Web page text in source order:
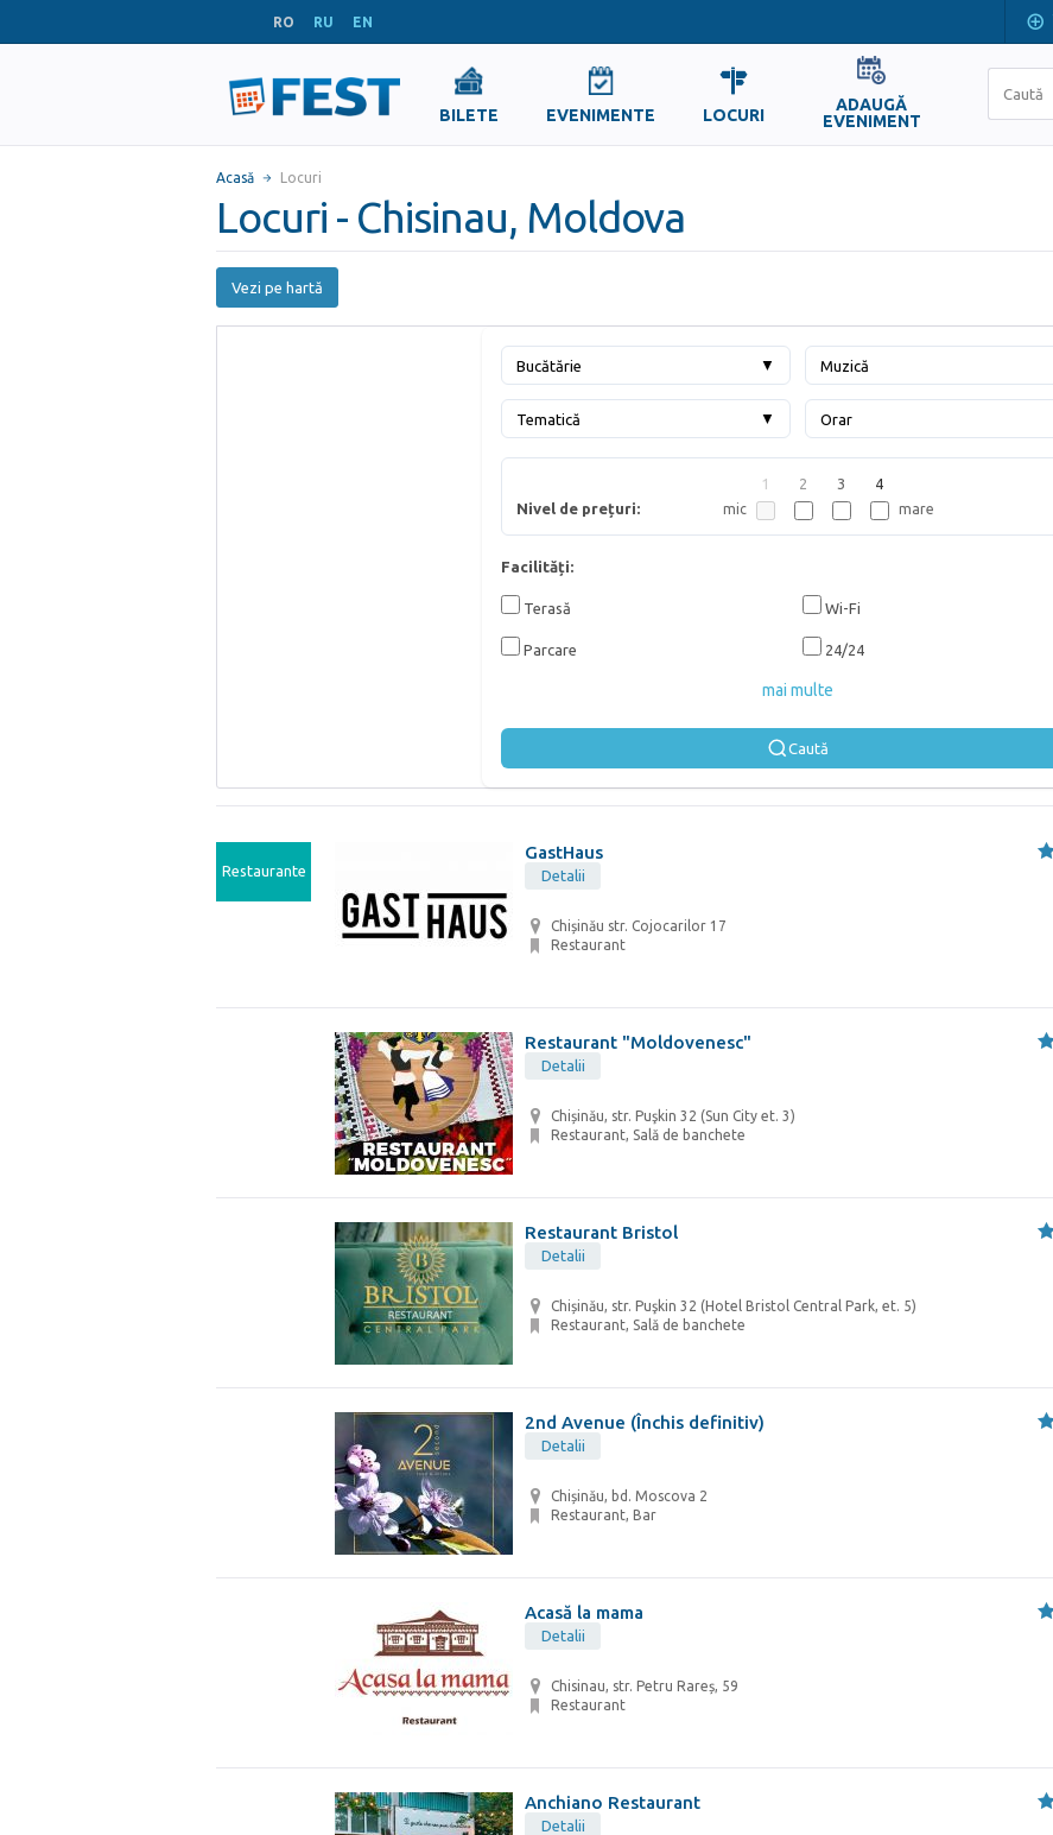
RO RU EN
BILETE EVENIMENTE LOCURI
ADAUGĂ
EVENIMENT
Acasă Locuri
Locuri - Chisinau, Moldova
Vezi pe hartă
Bucătărie ▼ Muzică
Tematică ▼ Orar
Nivel de prețuri: mic
1 2 3 4
mare
Facilități:
Terasă Wi-Fi
Parcare 24/24
mai multe
Caută
Restaurante
GastHaus
Detalii
Chișinău str. Cojocarilor 17
Restaurant
Restaurant "Moldovenesc"
Detalii
Chișinău, str. Puşkin 32 (Sun City et. 3)
Restaurant, Sală de banchete
Restaurant Bristol
Detalii
Chișinău, str. Puşkin 32 (Hotel Bristol Central Park, et. 5)
Restaurant, Sală de banchete
2nd Avenue (Închis definitiv)
Detalii
Chișinău, bd. Moscova 2
Restaurant, Bar
Acasă la mama
Detalii
Chisinau, str. Petru Rareș, 59
Restaurant
Anchiano Restaurant
Detalii